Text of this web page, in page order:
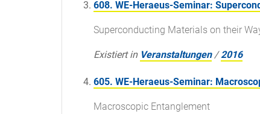
608. WE-Heraeus-Seminar:
Superconducting Materials on their
Existiert in Veranstaltungen /2016
605. WE-Heraeus-Seminar:
Macroscopic Entanglement